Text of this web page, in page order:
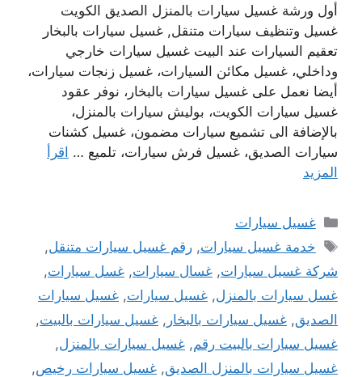
أول ورشة غسيل سيارات بالمنزل الصديق الكويت
غسيل وتنظيف سيارات متنقل, غسيل سيارات بالبخار
تعقيم السيارات عند البيت غسيل سيارات خارجي
وداخلي، غسيل مكائن السيارات، غسيل زنجات سيارات،
أيضا نعمل على غسيل سيارات بالبخار، نوفر عقود
غسيل سيارات الكويت، بوليش سيارات بالمنزل،
بالإضافة الى تشميع سيارات مضمون، غسيل كشنات
سيارات الصديق، غسيل فرش سيارات، تلميع … اقرأ
المزيد
التصنيفات
غسيل سيارات
الوسوم
خدمة غسيل سيارات,رقم غسيل سيارات متنقل,
شركة غسيل سيارات, غسال سيارات, غسل سيارات,
غسل سيارات بالمنزل, غسيل سيارات, غسيل سيارات
الصديق, غسيل سيارات بالبخار , غسيل سيارات بالبيت,
غسيل سيارات بالبيت رقم, غسيل سيارات بالمنزل,
غسيل سيارات بالمنزل الصديق, غسيل سيارات رخيص,